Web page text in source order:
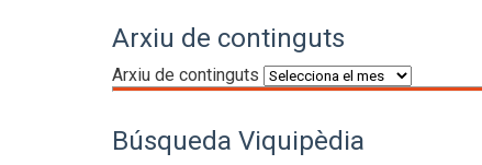
Arxiu de continguts
Arxiu de continguts
Búsqueda Viquipèdia